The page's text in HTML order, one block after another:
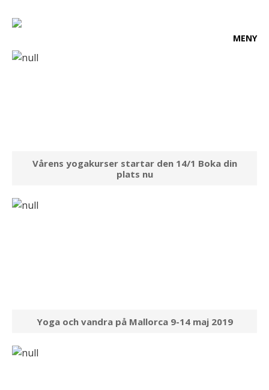
Vårens yogakurser startar den 14/1 Boka din
plats nu
Yoga och vandra på Mallorca 9-14 maj 2019